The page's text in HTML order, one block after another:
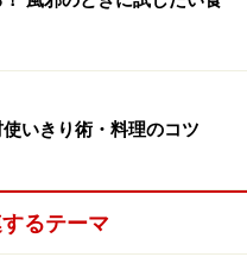
ける温泉卵を作ってしま
料理の幅がぐんと広が
新の内容をご確認くださ
いきり術・料理のコツ
るテーマ